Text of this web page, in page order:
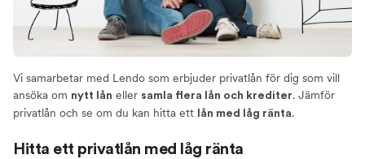
Förtidslösen
Krav för att få låna
För lån upp till 800 000 kr
Bra att tänka på
Situationer då du bör undvika privatlån
Låna inte mer än du behöver
Vi samarbetar med Lendo som erbjuder privatlån för dig som vill
ansöka om nytt lån eller samla flera lån och krediter. Jämför
privatlån och se om du kan hitta ett
lån med låg ränta.
Hitta ett privatlån med låg ränta